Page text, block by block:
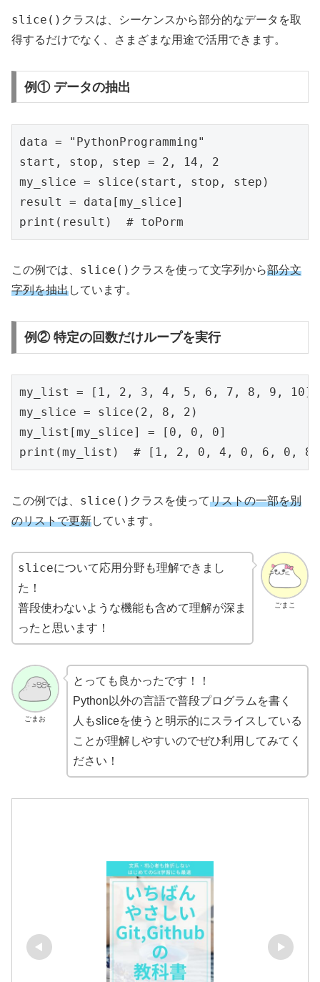
slice() クラスは、シーケンスから部分的なデータを取
得するだけでなく、さまざまな用途で活用できます。
例① データの抽出
data = "PythonProgramming"
start, stop, step = 2, 14, 2
my_slice = slice(start, stop, step)
result = data[my_slice]
print(result)  # toPorm
この例では、 slice() クラスを使って文字列から部分文
字列を抽出しています。
例② 特定の回数だけループを実行
my_list = [1, 2, 3, 4, 5, 6, 7, 8, 9, 10]
my_slice = slice(2, 8, 2)
my_list[my_slice] = [0, 0, 0]
print(my_list)  # [1, 2, 0, 4, 0, 6, 0,
この例では、 slice() クラスを使ってリストの一部を別
のリストで更新しています。
ごまこ
sliceについて応用分野も理解できまし
た ！
普段使わないような機能も含めて理解が深ま
ったと思います！
ごまお
とっても良かったです！！
Python以外の言語で普段プログラムを書く
人もsliceを使うと明示的にスライスしている
ことが理解しやすいのでぜひ利用してみてく
ださい！